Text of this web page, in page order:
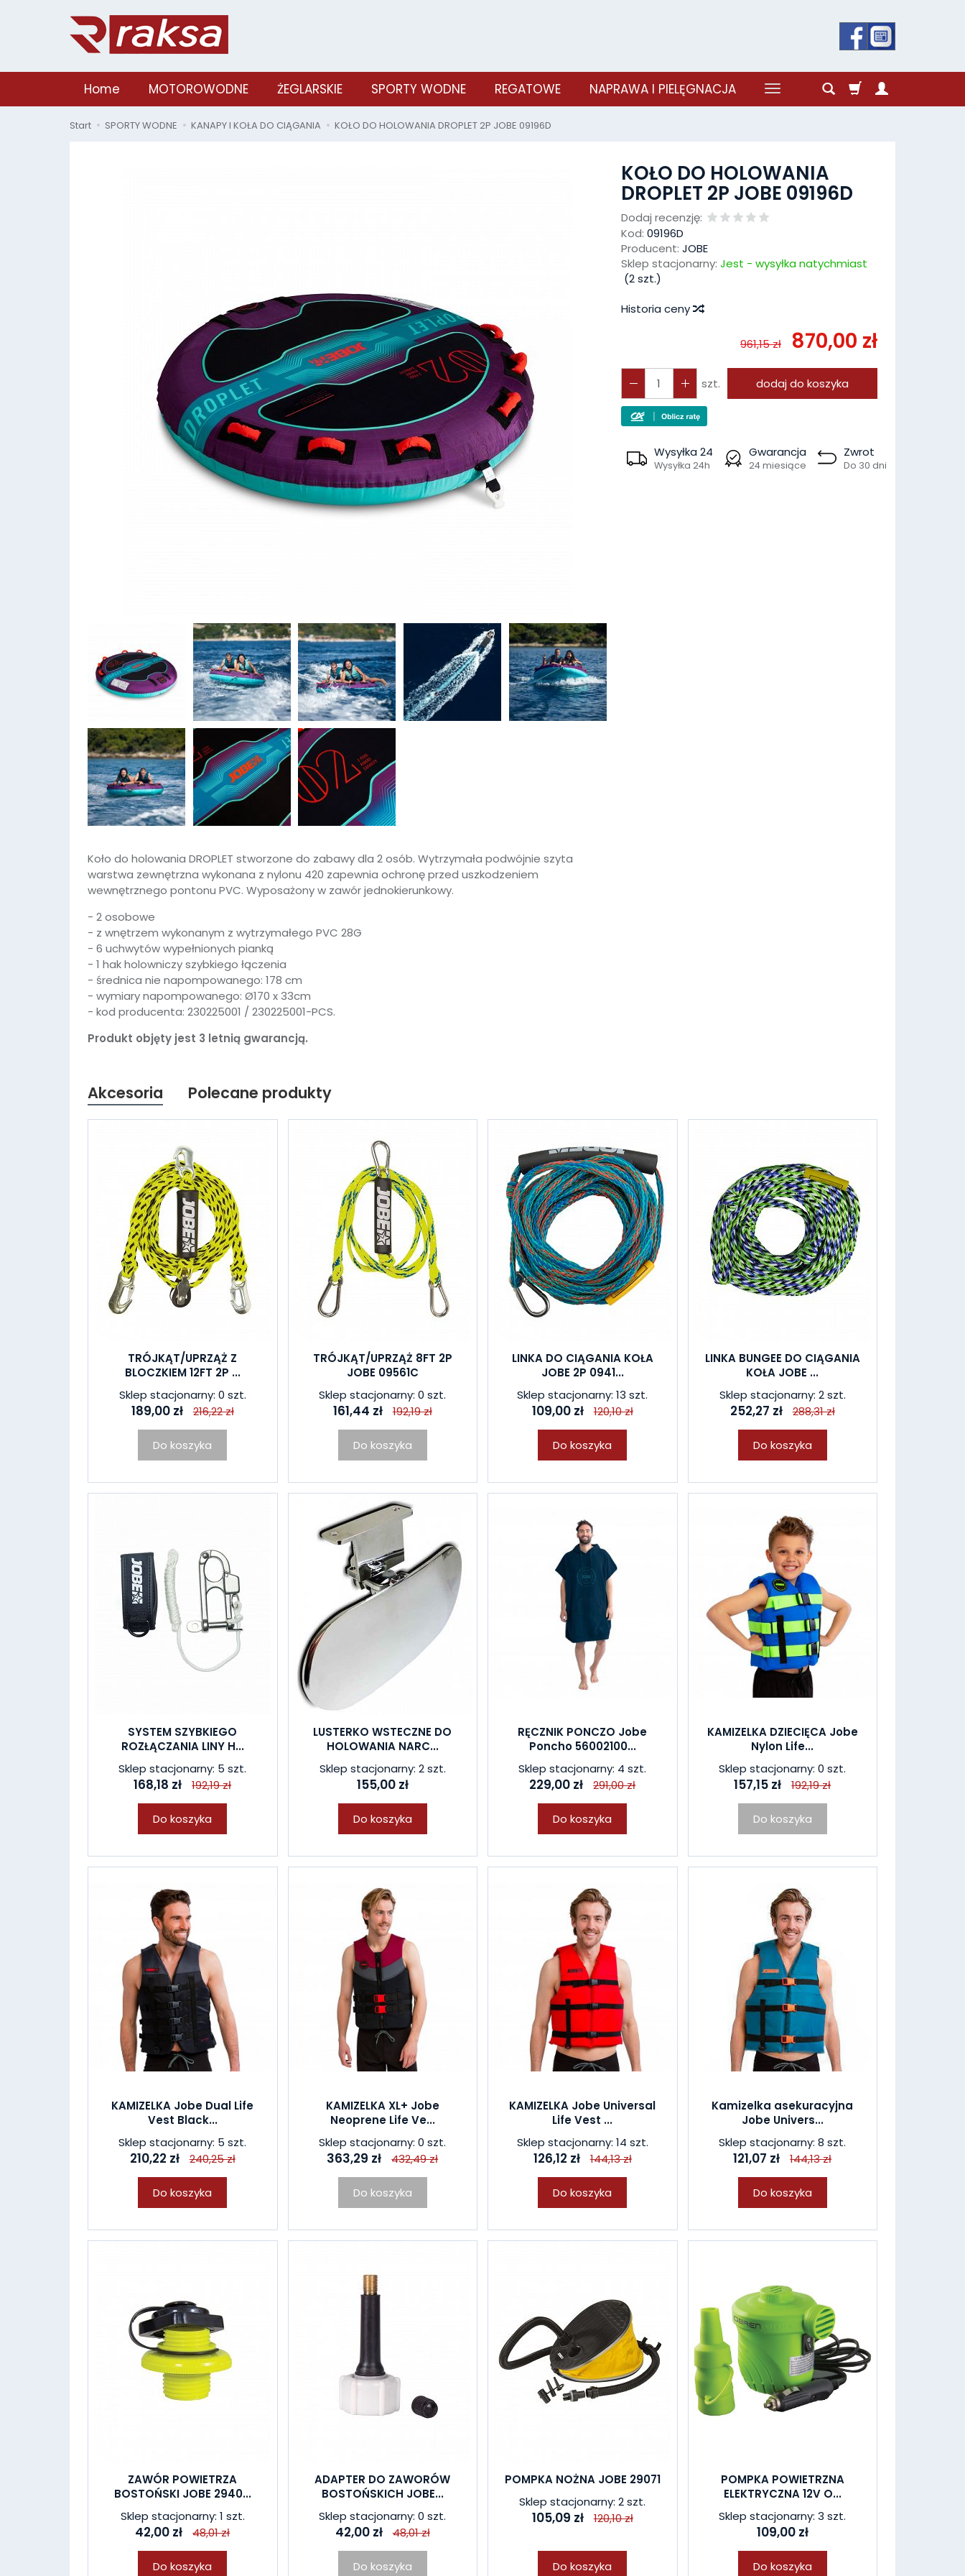
Home MOTOROWODNE ŻEGLARSKIE SPORTY WODNE REGATOWE NAPRAWA I PIELĘGNACJA
Start SPORTY WODNE KANAPY I KOŁA DO CIĄGANIA KOŁO DO HOLOWANIA DROPLET 2P JOBE 09196D
KOŁO DO HOLOWANIA
DROPLET 2P JOBE 09196D
Dodaj recenzję:
Kod: 09196D
Producent: JOBE
Sklep stacjonarny: Jest - wysyłka natychmiast
(2szt.)
Historia ceny
961,15 zł 870,00 zł
szt. dodaj do koszyka
Wysyłka 24
Wysyłka 24h
Gwarancja
24 miesiące
Zwrot
Do 30 dni
Koło do holowania DROPLET stworzone do zabawy dla 2 osób. Wytrzymała podwójnie szyta
warstwa zewnętrzna wykonana z nylonu 420 zapewnia ochronę przed uszkodzeniem
wewnętrznego pontonu PVC. Wyposażony w zawór jednokierunkowy.
- 2 osobowe
- z wnętrzem wykonanym z wytrzymałego PVC 28G
- 6 uchwytów wypełnionych pianką
- 1 hak holowniczy szybkiego łączenia
- średnica nie napompowanego: 178 cm
- wymiary napompowanego: Ø170 x 33cm
- kod producenta: 230225001 / 230225001-PCS.
Produkt objęty jest 3 letnią gwarancją.
Akcesoria Polecane produkty
TRÓJKĄT/UPRZĄŻ Z
BLOCZKIEM 12FT 2P ...
Sklep stacjonarny: 0 szt.
189,00 zł 216,22 zł
Do koszyka
TRÓJKĄT/UPRZĄŻ 8FT 2P
JOBE 09561C
Sklep stacjonarny: 0 szt.
161,44 zł 192,19 zł
Do koszyka
LINKA DO CIĄGANIA KOŁA
JOBE 2P 0941...
Sklep stacjonarny: 13 szt.
109,00 zł 120,10 zł
Do koszyka
LINKA BUNGEE DO CIĄGANIA
KOŁA JOBE ...
Sklep stacjonarny: 2 szt.
252,27 zł 288,31 zł
Do koszyka
SYSTEM SZYBKIEGO
ROZŁĄCZANIA LINY H...
Sklep stacjonarny: 5 szt.
168,18 zł 192,19 zł
Do koszyka
LUSTERKO WSTECZNE DO
HOLOWANIA NARC...
Sklep stacjonarny: 2 szt.
155,00 zł
Do koszyka
RĘCZNIK PONCZO Jobe
Poncho 56002100...
Sklep stacjonarny: 4 szt.
229,00 zł 291,00 zł
Do koszyka
KAMIZELKA DZIECIĘCA Jobe
Nylon Life...
Sklep stacjonarny: 0 szt.
157,15 zł 192,19 zł
Do koszyka
KAMIZELKA Jobe Dual Life
Vest Black...
Sklep stacjonarny: 5 szt.
210,22 zł 240,25 zł
Do koszyka
KAMIZELKA XL+ Jobe
Neoprene Life Ve...
Sklep stacjonarny: 0 szt.
363,29 zł 432,49 zł
Do koszyka
KAMIZELKA Jobe Universal
Life Vest ...
Sklep stacjonarny: 14 szt.
126,12 zł 144,13 zł
Do koszyka
Kamizelka asekuracyjna
Jobe Univers...
Sklep stacjonarny: 8 szt.
121,07 zł 144,13 zł
Do koszyka
ZAWÓR POWIETRZA
BOSTOŃSKI JOBE 2940...
Sklep stacjonarny: 1 szt.
42,00 zł 48,01 zł
Do koszyka
ADAPTER DO ZAWORÓW
BOSTOŃSKICH JOBE...
Sklep stacjonarny: 0 szt.
42,00 zł 48,01 zł
Do koszyka
POMPKA NOŻNA JOBE 29071
Sklep stacjonarny: 2 szt.
105,09 zł 120,10 zł
Do koszyka
POMPKA POWIETRZNA
ELEKTRYCZNA 12V O...
Sklep stacjonarny: 3 szt.
109,00 zł
Do koszyka